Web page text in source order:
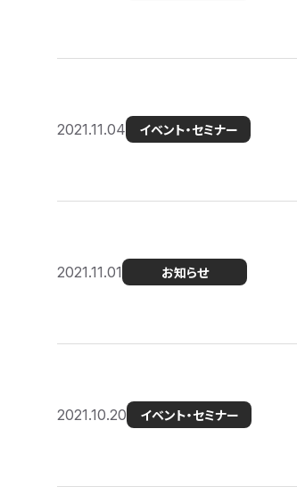
2021.11.04 イベント・セミナー
2021.11.01 お知らせ
2021.10.20 イベント・セミナー